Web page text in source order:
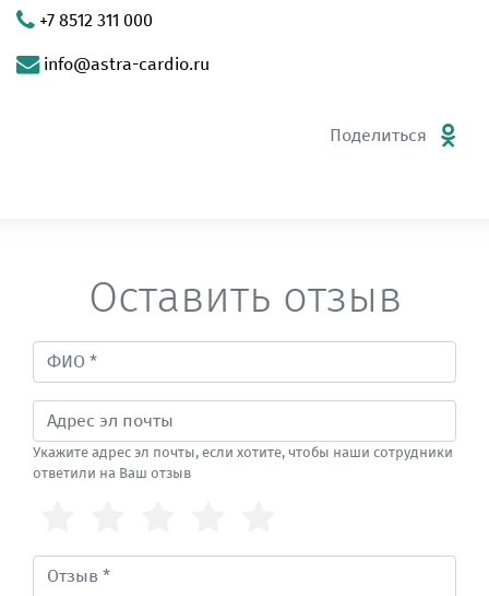
+7 8512 311 000
info@astra-cardio.ru
Поделиться
Оставить отзыв
Укажите адрес эл почты, если хотите, чтобы наши сотрудники
ответили на Ваш отзыв